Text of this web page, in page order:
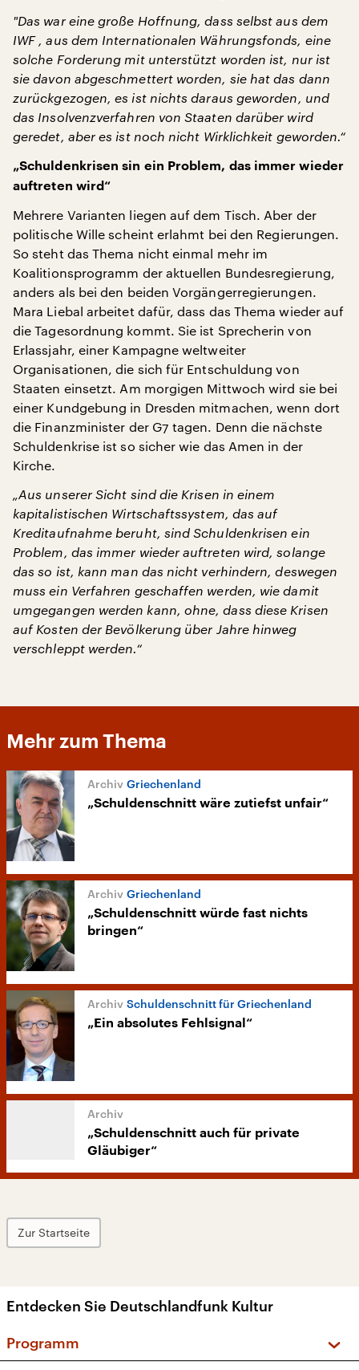
"Das war eine große Hoffnung, dass selbst aus dem
IWF , aus dem Internationalen Währungsfonds, eine
solche Forderung mit unterstützt worden ist, nur ist
sie davon abgeschmettert worden, sie hat das dann
zurückgezogen, es ist nichts daraus geworden, und
das Insolvenzverfahren von Staaten darüber wird
geredet, aber es ist noch nicht Wirklichkeit geworden.“
„Schuldenkrisen sin ein Problem, das immer wieder
auftreten wird“
Mehrere Varianten liegen auf dem Tisch. Aber der
politische Wille scheint erlahmt bei den Regierungen.
So steht das Thema nicht einmal mehr im
Koalitionsprogramm der aktuellen Bundesregierung,
anders als bei den beiden Vorgängerregierungen.
Mara Liebal arbeitet dafür, dass das Thema wieder auf
die Tagesordnung kommt. Sie ist Sprecherin von
Erlassjahr, einer Kampagne weltweiter
Organisationen, die sich für Entschuldung von
Staaten einsetzt. Am morgigen Mittwoch wird sie bei
einer Kundgebung in Dresden mitmachen, wenn dort
die Finanzminister der G7 tagen. Denn die nächste
Schuldenkrise ist so sicher wie das Amen in der
Kirche.
„Aus unserer Sicht sind die Krisen in einem
kapitalistischen Wirtschaftssystem, das auf
Kreditaufnahme beruht, sind Schuldenkrisen ein
Problem, das immer wieder auftreten wird, solange
das so ist, kann man das nicht verhindern, deswegen
muss ein Verfahren geschaffen werden, wie damit
umgegangen werden kann, ohne, dass diese Krisen
auf Kosten der Bevölkerung über Jahre hinweg
verschleppt werden.“
Mehr zum Thema
Griechenland
„Schuldenschnitt wäre zutiefst unfair“
Griechenland
„Schuldenschnitt würde fast nichts
bringen“
Schuldenschnitt für Griechenland
„Ein absolutes Fehlsignal“
„Schuldenschnitt auch für private
Gläubiger“
Zur Startseite
Entdecken Sie Deutschlandfunk Kultur
Programm